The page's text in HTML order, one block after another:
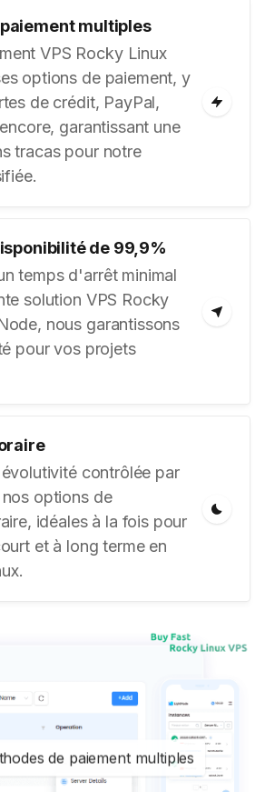
multiples
VPS Rocky Linux
options de paiement, y
de crédit, PayPal,
garantissant une
tracas pour notre
de 99,9%
temps d'arrêt minimal
solution VPS Rocky
nous garantissons
pour vos projets
contrôlée par
options de
idéales à la fois pour
et à long terme en
de paiement multiples